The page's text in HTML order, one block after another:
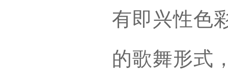
有即兴性色
的歌舞形式